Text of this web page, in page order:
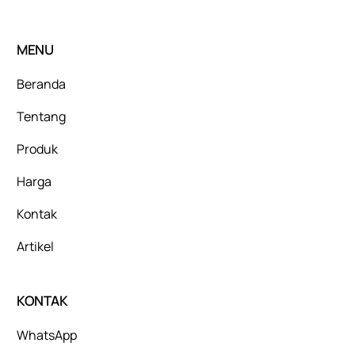
MENU
Beranda
Tentang
Produk
Harga
Kontak
Artikel
KONTAK
WhatsApp